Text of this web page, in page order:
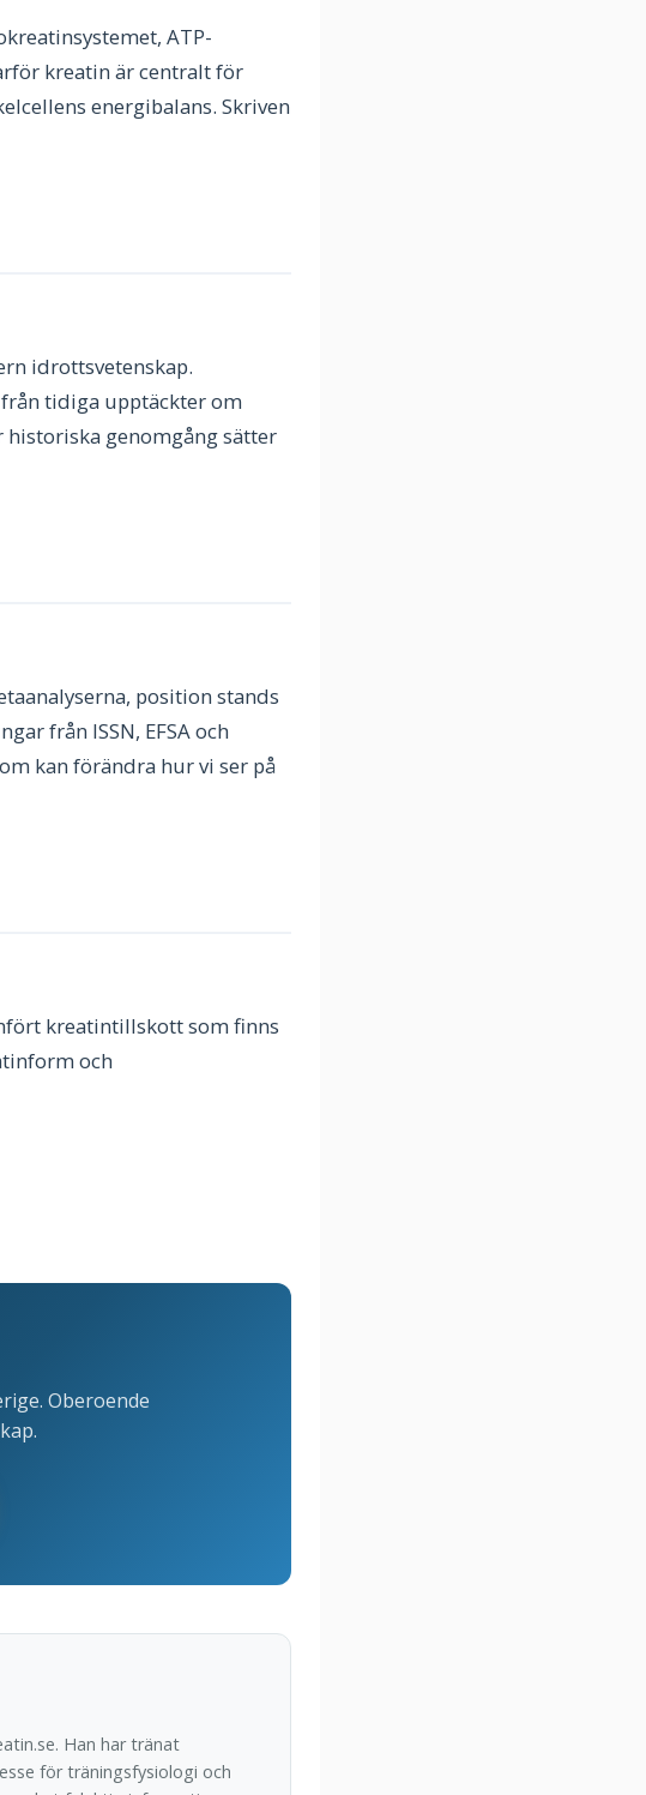
ATP-
kreatin är centralt för
energibalans. Skriven
idrottsvetenskap.
tidiga upptäckter om
genomgång sätter
position stands
från ISSN, EFSA och
kan förändra hur vi ser på
kreatintillskott som finns
och
Oberoende
Han har tränat
för träningsfysiologi och